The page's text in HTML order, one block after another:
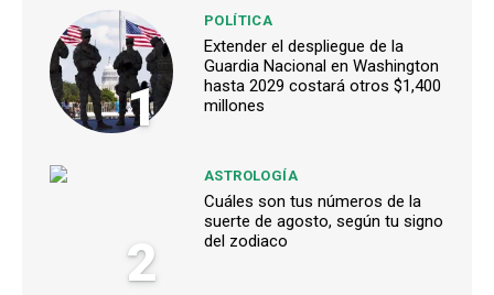
1
POLÍTICA
Extender el despliegue de la
Guardia Nacional en Washington
hasta 2029 costará otros $1,400
millones
2
ASTROLOGÍA
Cuáles son tus números de la
suerte de agosto, según tu signo
del zodiaco